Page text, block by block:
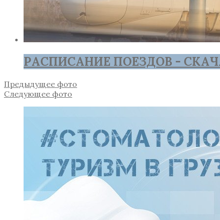
РАСПИСАНИЕ ПОЕЗДОВ -
Предыдущее фото
Следующее фото